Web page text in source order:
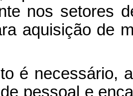
nos setores
aquisição de
é necessário,
pessoal e